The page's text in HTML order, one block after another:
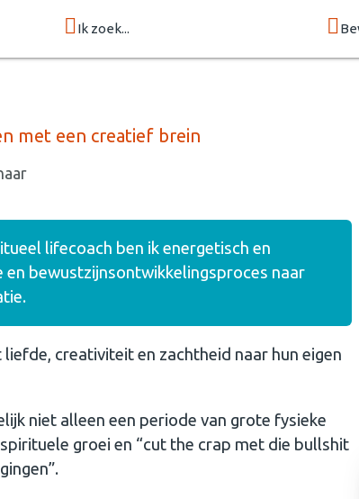
Ik zoek...
met een creatief brein
lifecoach ben ik energetisch en
bewustzijnsontwikkelingsproces naar
creativiteit en zachtheid naar hun eigen
niet alleen een periode van grote fysieke
groei en “cut the crap met die bullshit